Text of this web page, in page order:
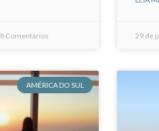
8 Comentários 29 de
AMÉRICA DO SUL